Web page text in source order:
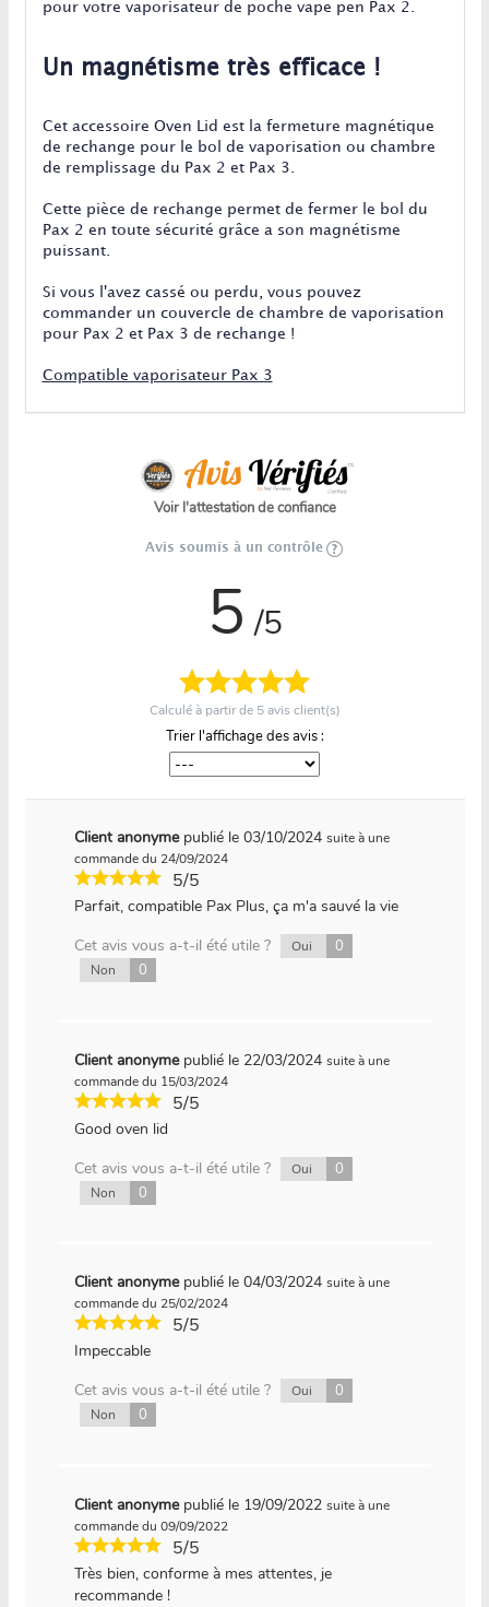
pour votre vaporisateur de poche vape pen Pax 2.
Un magnétisme très efficace !
Cet accessoire Oven Lid est la fermeture magnétique
de rechange pour le bol de vaporisation ou chambre
de remplissage du Pax 2 et Pax 3.
Cette pièce de rechange permet de fermer le bol du
Pax 2 en toute sécurité grâce a son magnétisme
puissant.
Si vous l'avez cassé ou perdu, vous pouvez
commander un couvercle de chambre de vaporisation
pour Pax 2 et Pax 3 de rechange !
Compatible vaporisateur Pax 3
Voir l'attestation de confiance
Avis soumis à un contrôle
5 /5
Calculé à partir de 5avis client(s)
Trier l'affichage des avis :
Client anonyme publié le 03/10/2024 suite à une
commande du 24/09/2024
5/5
Parfait, compatible Pax Plus, ça m'a sauvé la vie
Cet avis vous a-t-il été utile ?
Oui 0
Non 0
Client anonyme publié le 22/03/2024 suite à une
commande du 15/03/2024
5/5
Good oven lid
Cet avis vous a-t-il été utile ?
Oui 0
Non 0
Client anonyme publié le 04/03/2024 suite à une
commande du 25/02/2024
5/5
Impeccable
Cet avis vous a-t-il été utile ?
Oui 0
Non 0
Client anonyme publié le 19/09/2022 suite à une
commande du 09/09/2022
5/5
Très bien, conforme à mes attentes, je
recommande !